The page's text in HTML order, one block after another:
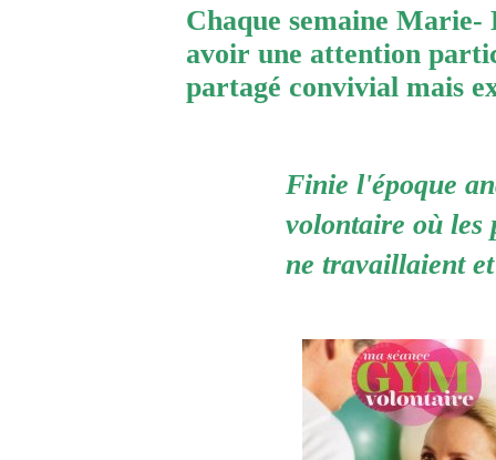
Chaque semaine Marie-
avoir une attention
partagé convivial mais
Finie l'époque
volontaire où les
ne travaillaient